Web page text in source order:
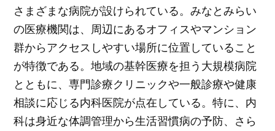
さまざまな病院が設けられている。みなとみらい
の医療機関は、周辺にあるオフィスやマンション
群からアクセスしやすい場所に位置していること
が特徴である。地域の基幹医療を担う大規模病院
とともに、専門診療クリニックや一般診療や健康
相談に応じる内科医院が点在している。特に、内
科は身近な体調管理から生活習慣病の予防、さら